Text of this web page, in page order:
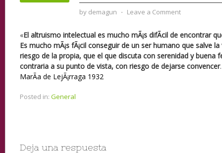
by demagun ⋅ Leave a Comment
«El altruismo intelectual es mucho mÃ¡s difÃ­cil de encontrar
Es mucho mÃ¡s fÃ¡cil conseguir de un ser humano que salve
riesgo de la propia, que el que discuta con serenidad y buena
contraria a su punto de vista, con riesgo de dejarse convencer
MarÃ­a de LejÃ¡rraga 1932
Posted in: General
Deja una respuesta